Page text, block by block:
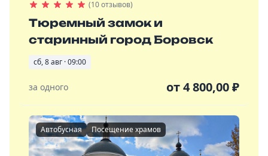
(10 отзывов)
Тюремный замок и
старинный город Боровск
сб, 8 авг · 09:00
за одного от4 800,00₽
Автобусная Посещение храмов